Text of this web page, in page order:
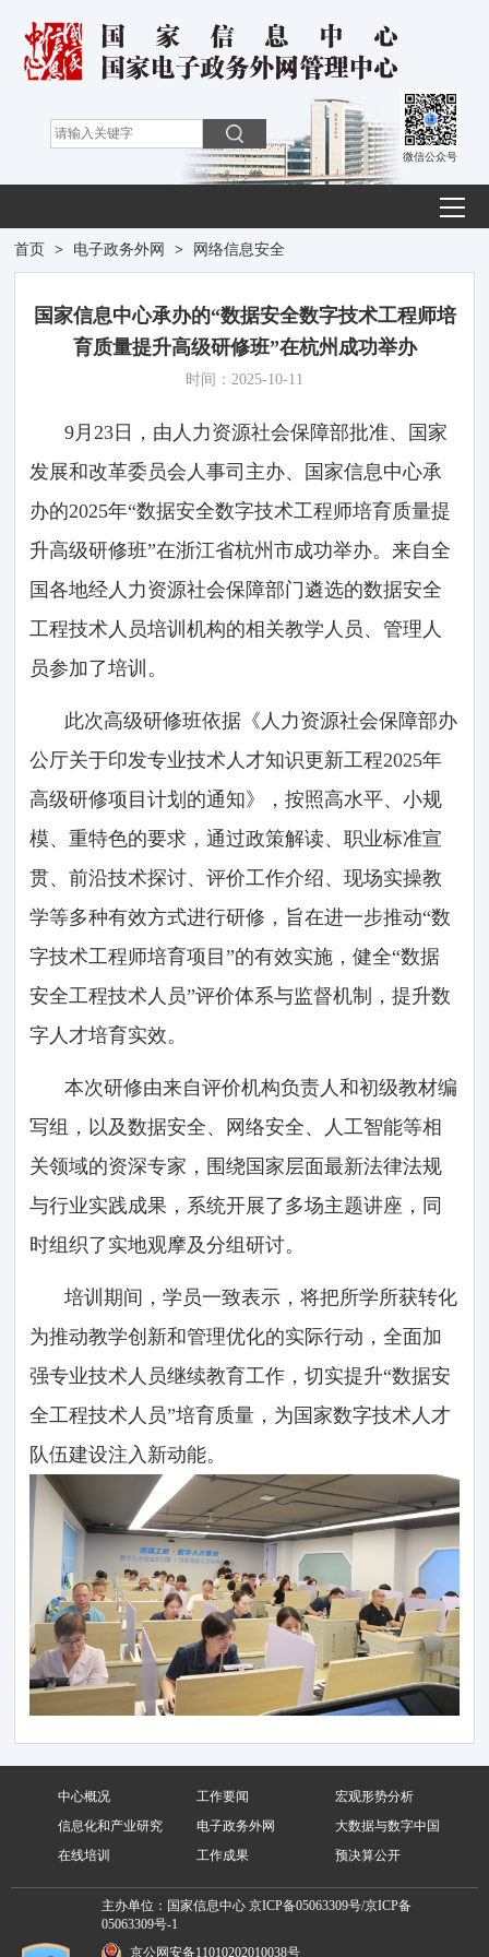
微信公众号
首页 > 电子政务外网 > 网络信息安全
国家信息中心承办的“数据安全数字技术工程师培
育质量提升高级研修班”在杭州成功举办
时间：2025-10-11
9月23日，由人力资源社会保障部批准、国家
发展和改革委员会人事司主办、国家信息中心承
办的2025年“数据安全数字技术工程师培育质量提
升高级研修班”在浙江省杭州市成功举办。来自全
国各地经人力资源社会保障部门遴选的数据安全
工程技术人员培训机构的相关教学人员、管理人
员参加了培训。
此次高级研修班依据《人力资源社会保障部办
公厅关于印发专业技术人才知识更新工程2025年
高级研修项目计划的通知》，按照高水平、小规
模、重特色的要求，通过政策解读、职业标准宣
贯、前沿技术探讨、评价工作介绍、现场实操教
学等多种有效方式进行研修，旨在进一步推动“数
字技术工程师培育项目”的有效实施，健全“数据
安全工程技术人员”评价体系与监督机制，提升数
字人才培育实效。
本次研修由来自评价机构负责人和初级教材编
写组，以及数据安全、网络安全、人工智能等相
关领域的资深专家，围绕国家层面最新法律法规
与行业实践成果，系统开展了多场主题讲座，同
时组织了实地观摩及分组研讨。
培训期间，学员一致表示，将把所学所获转化
为推动教学创新和管理优化的实际行动，全面加
强专业技术人员继续教育工作，切实提升“数据安
全工程技术人员”培育质量，为国家数字技术人才
队伍建设注入新动能。
中心概况 工作要闻
宏观形势分析
信息化和产业研究
电子政务外网
大数据与数字中国
在线培训
工作成果 预决算公开
主办单位：国家信息中心京ICP备05063309号/京ICP备
05063309号-1
京公网安备11010202010038号